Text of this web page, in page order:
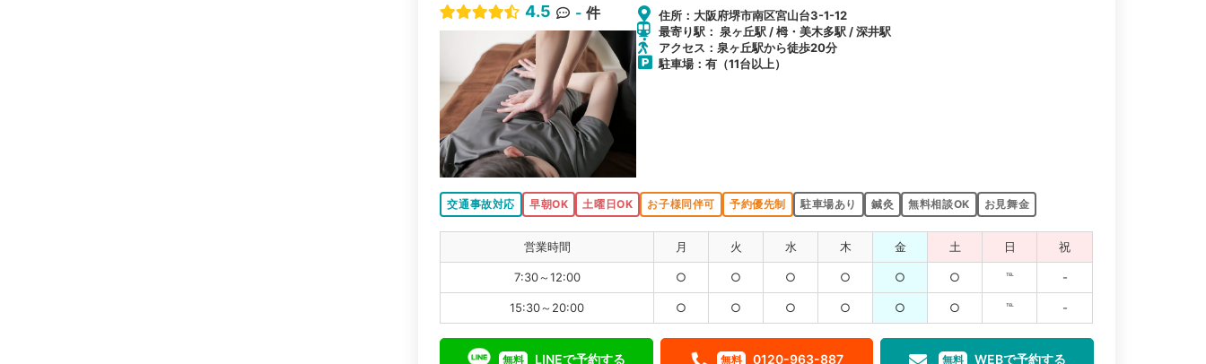
4.5 - 件
住所：大阪府堺市南区宮山台3-1-12
最寄り駅： 泉ヶ丘駅 / 栂・美木多駅 / 深井駅
アクセス：泉ヶ丘駅から徒歩20分
駐車場：有（11台以上）
交通事故対応 早朝OK 土曜日OK お子様同伴可 予約優先制 駐車場あり 鍼灸 無料相談OK お見舞金
営業時間 月 火 水 木 金 土 日 祝
7:30～12:00 ○ ○ ○ ○ ○ ○ ℡ -
15:30～20:00 ○ ○ ○ ○ ○ ○ ℡ -
無料 LINEで予約する 無料 0120-963-887 無料 WEBで予約する